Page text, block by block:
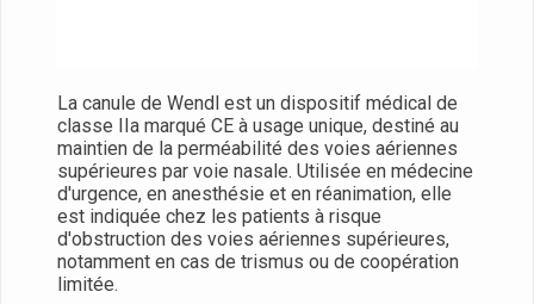
La canule de Wendl est un dispositif médical de
classe IIa marqué CE à usage unique, destiné au
maintien de la perméabilité des voies aériennes
supérieures par voie nasale. Utilisée en médecine
d'urgence, en anesthésie et en réanimation, elle
est indiquée chez les patients à risque
d'obstruction des voies aériennes supérieures,
notamment en cas de trismus ou de coopération
limitée.